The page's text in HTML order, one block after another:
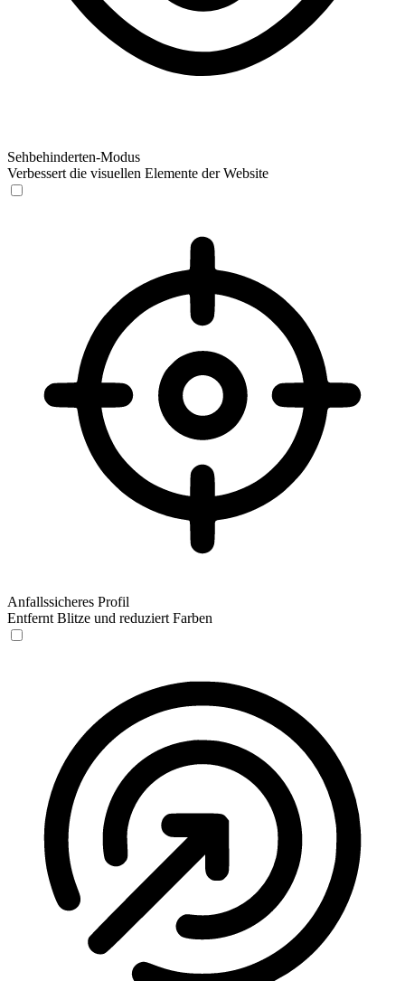
Sehbehinderten-Modus
Verbessert die visuellen Elemente der Website
Anfallssicheres Profil
Entfernt Blitze und reduziert Farben